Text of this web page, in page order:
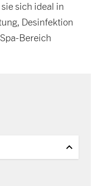
sich ideal in
Desinfektion
Bereich